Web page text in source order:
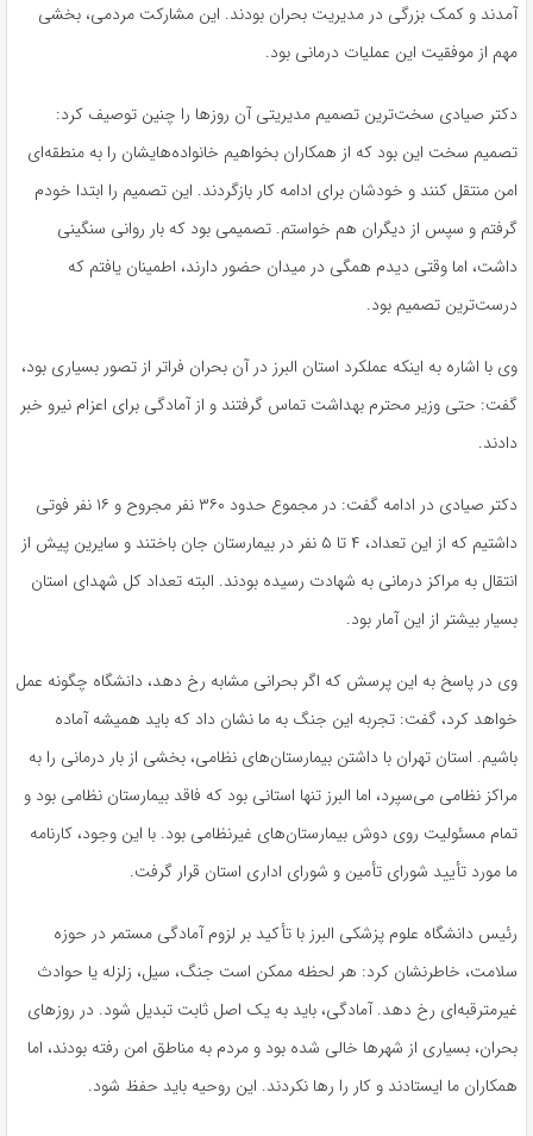
آمدند و کمک بزرگی در مدیریت بحران بودند. این مشارکت مردمی، بخشی
مهم از موفقیت این عملیات درمانی بود.
دکتر صیادی سخت‌ترین تصمیم مدیریتی آن روزها را چنین توصیف کرد:
تصمیم سخت این بود که از همکاران بخواهیم خانواده‌هایشان را به منطقه‌ای
امن منتقل کنند و خودشان برای ادامه کار بازگردند. این تصمیم را ابتدا خودم
گرفتم و سپس از دیگران هم خواستم. تصمیمی بود که بار روانی سنگینی
داشت، اما وقتی دیدم همگی در میدان حضور دارند، اطمینان یافتم که
درست‌ترین تصمیم بود.
وی با اشاره به اینکه عملکرد استان البرز در آن بحران فراتر از تصور بسیاری بود،
گفت: حتی وزیر محترم بهداشت تماس گرفتند و از آمادگی برای اعزام نیرو خبر
دادند.
دکتر صیادی در ادامه گفت: در مجموع حدود ۳۶۰ نفر مجروح و ۱۶ نفر فوتی
داشتیم که از این تعداد، ۴ تا ۵ نفر در بیمارستان جان باختند و سایرین پیش از
انتقال به مراکز درمانی به شهادت رسیده بودند. البته تعداد کل شهدای استان
بسیار بیشتر از این آمار بود.
وی در پاسخ به این پرسش که اگر بحرانی مشابه رخ دهد، دانشگاه چگونه عمل
خواهد کرد، گفت: تجربه این جنگ به ما نشان داد که باید همیشه آماده
باشیم. استان تهران با داشتن بیمارستان‌های نظامی، بخشی از بار درمانی را به
مراکز نظامی می‌سپرد، اما البرز تنها استانی بود که فاقد بیمارستان نظامی بود و
تمام مسئولیت روی دوش بیمارستان‌های غیرنظامی بود. با این وجود، کارنامه
ما مورد تأیید شورای تأمین و شورای اداری استان قرار گرفت.
رئیس دانشگاه علوم پزشکی البرز با تأکید بر لزوم آمادگی مستمر در حوزه
سلامت، خاطرنشان کرد: هر لحظه ممکن است جنگ، سیل، زلزله یا حوادث
غیرمترقبه‌ای رخ دهد. آمادگی، باید به یک اصل ثابت تبدیل شود. در روزهای
بحران، بسیاری از شهرها خالی شده بود و مردم به مناطق امن رفته بودند، اما
همکاران ما ایستادند و کار را رها نکردند. این روحیه باید حفظ شود.